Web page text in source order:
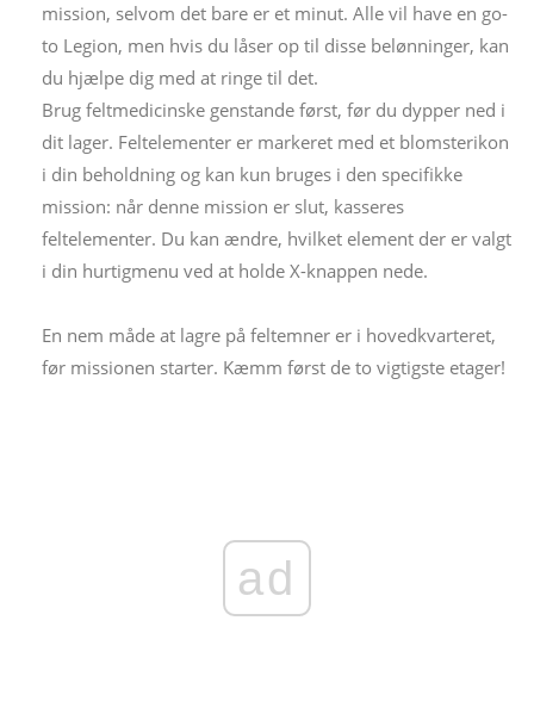
mission, selvom det bare er et minut. Alle vil have en go-
to Legion, men hvis du låser op til disse belønninger, kan
du hjælpe dig med at ringe til det.
Brug feltmedicinske genstande først, før du dypper ned i
dit lager. Feltelementer er markeret med et blomsterikon
i din beholdning og kan kun bruges i den specifikke
mission: når denne mission er slut, kasseres
feltelementer. Du kan ændre, hvilket element der er valgt
i din hurtigmenu ved at holde X-knappen nede.
En nem måde at lagre på feltemner er i hovedkvarteret,
før missionen starter. Kæmm først de to vigtigste etager!
ad